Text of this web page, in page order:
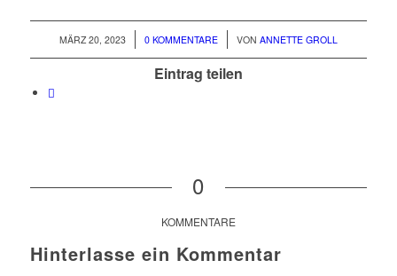
MÄRZ 20, 2023
/ 0 KOMMENTARE
/ VON ANNETTE GROLL
Eintrag teilen
0
KOMMENTARE
Hinterlasse ein Kommentar